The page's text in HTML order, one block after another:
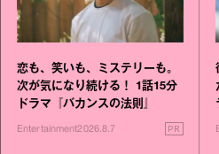
恋も、笑いも、ミステリーも。
次が気になり続ける！ 1話15分
ドラマ『バカンスの法則』
Entertainment2026.8.7 PR